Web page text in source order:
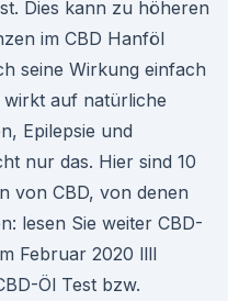
Dies kann zu höheren
im CBD Hanföl
seine Wirkung einfach
wirkt auf natürliche
Epilepsie und
nur das. Hier sind 10
von CBD, von denen
lesen Sie weiter CBD-
Februar 2020 llll
Öl Test bzw.